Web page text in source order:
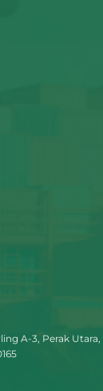
A-3, Perak